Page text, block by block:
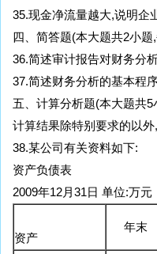
35.现金净流量越大,说明企
四、简答题(本大题共2小题
36.简述审计报告对财务分
37.简述财务分析的基本程
五、计算分析题(本大题共
计算结果除特别要求的以
38.某公司有关资料如下:
资产负债表
2009年12月31日 单位:万元
资产
年末